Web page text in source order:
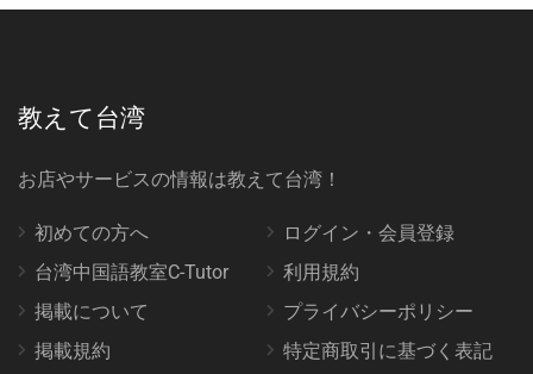
教えて台湾
お店やサービスの情報は教えて台湾！
初めての方へ
台湾中国語教室C-Tutor
掲載について
掲載規約
ログイン・会員登録
利用規約
プライバシーポリシー
特定商取引に基づく表記